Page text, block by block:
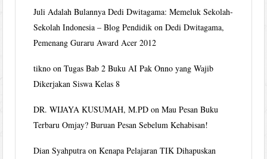
Juli Adalah Bulannya Dedi Dwitagama: Memeluk Sekolah-
Sekolah Indonesia – Blog Pendidik onDedi Dwitagama,
Pemenang Guraru Award Acer 2012
tikno onTugas Bab 2 Buku AI Pak Onno yang Wajib
Dikerjakan Siswa Kelas 8
DR. WIJAYA KUSUMAH, M.PD onMau Pesan Buku
Terbaru Omjay? Buruan Pesan Sebelum Kehabisan!
Dian Syahputra onKenapa Pelajaran TIK Dihapuskan